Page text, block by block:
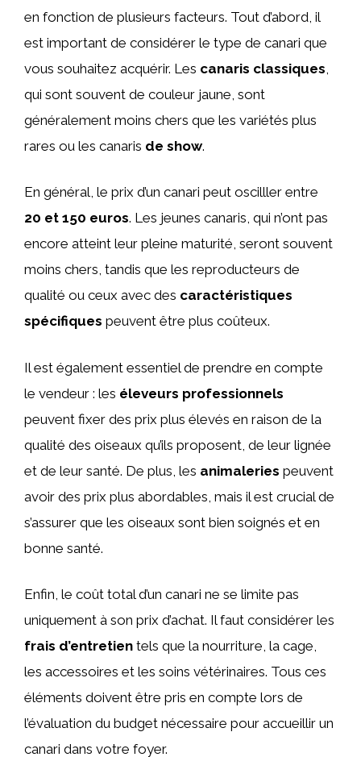
en fonction de plusieurs facteurs. Tout d’abord, il
est important de considérer le type de canari que
vous souhaitez acquérir. Les canaris classiques
qui sont souvent de couleur jaune, sont
généralement moins chers que les variétés plus
rares ou les canaris de show.
En général, le prix d’un canari peut oscilller entre
20 et 150 euros. Les jeunes canaris, qui n’ont pas
encore atteint leur pleine maturité, seront souvent
moins chers, tandis que les reproducteurs de
qualité ou ceux avec des caractéristiques
spécifiques peuvent être plus coûteux.
Il est également essentiel de prendre en compte
le vendeur : les éleveurs professionnels
peuvent fixer des prix plus élevés en raison de la
qualité des oiseaux qu’ils proposent, de leur lignée
et de leur santé. De plus, les animaleries peuvent
avoir des prix plus abordables, mais il est crucial de
s’assurer que les oiseaux sont bien soignés et en
bonne santé.
Enfin, le coût total d’un canari ne se limite pas
uniquement à son prix d’achat. Il faut considérer les
frais d’entretien tels que la nourriture, la cage,
les accessoires et les soins vétérinaires. Tous ces
éléments doivent être pris en compte lors de
l’évaluation du budget nécessaire pour accueillir un
canari dans votre foyer.